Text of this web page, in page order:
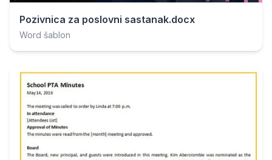
Pozivnica za poslovni sastanak.docx
Word šablon